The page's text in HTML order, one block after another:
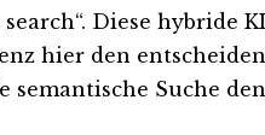
Diese
hier den
Suche